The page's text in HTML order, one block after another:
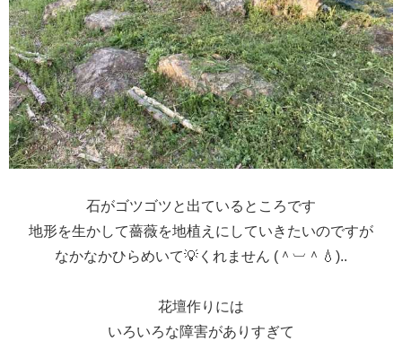
石がゴツゴツと出ているところです
地形を生かして薔薇を地植えにしていきたいのですが
なかなかひらめいて💡くれません (＾︺＾💧)..
花壇作りには
いろいろな障害がありすぎて